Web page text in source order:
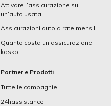
Attivare l’assicurazione su
un’auto usata
Assicurazioni auto a rate mensili
Quanto costa un’assicurazione
kasko
Partner e Prodotti
Tutte le compagnie
24hassistance